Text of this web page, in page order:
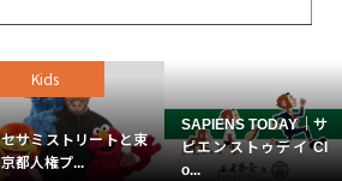
Kids
セサミストリートと東
京都人権プ...
SAPIENS TODAY｜サ
ピエンストゥデイ Cl
o...